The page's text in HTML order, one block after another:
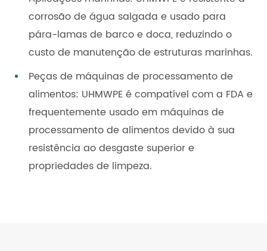
corrosão de água salgada e usado para
pára-lamas de barco e doca, reduzindo o
custo de manutenção de estruturas marinhas.
Peças de máquinas de processamento de
alimentos: UHMWPE é compatível com a FDA e
frequentemente usado em máquinas de
processamento de alimentos devido à sua
resistência ao desgaste superior e
propriedades de limpeza.